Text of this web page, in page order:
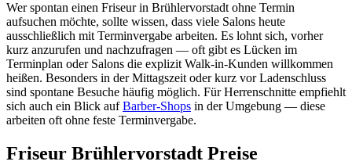
Wer spontan einen Friseur in Brühlervorstadt ohne Termin
aufsuchen möchte, sollte wissen, dass viele Salons heute
ausschließlich mit Terminvergabe arbeiten. Es lohnt sich, vorher
kurz anzurufen und nachzufragen — oft gibt es Lücken im
Terminplan oder Salons die explizit Walk-in-Kunden willkommen
heißen. Besonders in der Mittagszeit oder kurz vor Ladenschluss
sind spontane Besuche häufig möglich. Für Herrenschnitte empfiehlt
sich auch ein Blick aufBarber-Shops in der Umgebung — diese
arbeiten oft ohne feste Terminvergabe.
Friseur Brühlervorstadt Preise